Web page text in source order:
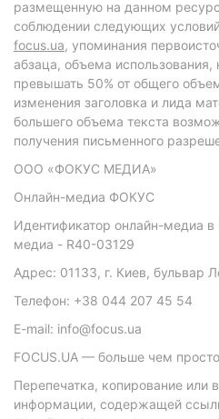
размещенную на данном
соблюдении следующих
focus.ua, упоминания
абзаца, объема
превышать 50% от общего
изменения заголовка и лида
большего объема текста
получения письменного
ООО «ФОКУС МЕДИА»
Онлайн-медиа ФОКУС
Идентификатор онлайн-медиа
медиа - R40-03129
Адрес: 01133, г. Киев, бульвар
Телефон: +38 044 207 45 54
E-mail: info@focus.ua
FOCUS.UA — больше чем
Перепечатка, копирование или
информации, содержащей